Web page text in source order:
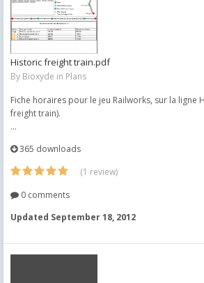
Historic freight train.pdf
By Bioxyde in Plans
Fiche horaires pour le jeu Railworks, sur la ligne
freight train).
...
365 downloads
(1 review)
0 comments
Updated September 18, 2012